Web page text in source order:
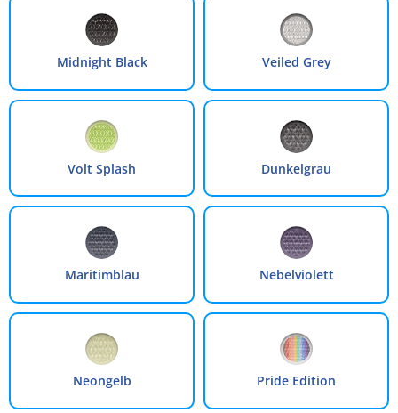
Midnight Black Veiled Grey
Volt Splash Dunkelgrau
Maritimblau Nebelviolett
Neongelb Pride Edition